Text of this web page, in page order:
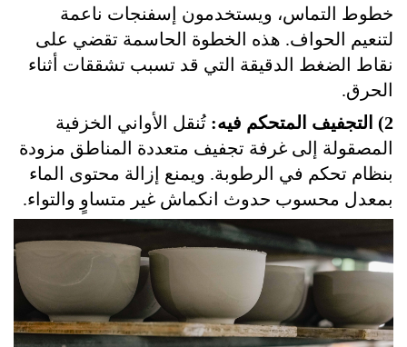
خطوط التماس، ويستخدمون إسفنجات ناعمة
لتنعيم الحواف. هذه الخطوة الحاسمة تقضي على
نقاط الضغط الدقيقة التي قد تسبب تشققات أثناء
الحرق.
2) التجفيف المتحكم فيه:
تُنقل الأواني الخزفية
المصقولة إلى غرفة تجفيف متعددة المناطق مزودة
بنظام تحكم في الرطوبة. ويمنع إزالة محتوى الماء
بمعدل محسوب حدوث انكماش غير متساوٍ والتواء.